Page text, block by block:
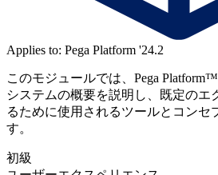
Applies to: Pega Platform '24.2
このモジュールでは、Pega
システムの概要を説明し、
既定のエ
るために使用されるツールとコンセ
す。
初級